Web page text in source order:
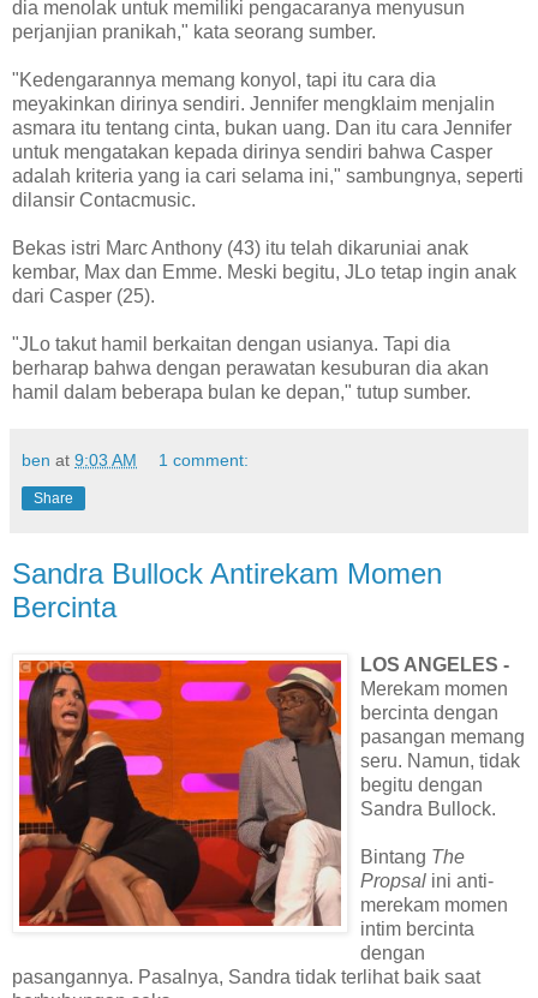
dia menolak untuk memiliki pengacaranya menyusun
perjanjian pranikah," kata seorang sumber.
"Kedengarannya memang konyol, tapi itu cara dia
meyakinkan dirinya sendiri. Jennifer mengklaim menjalin
asmara itu tentang cinta, bukan uang. Dan itu cara Jennifer
untuk mengatakan kepada dirinya sendiri bahwa Casper
adalah kriteria yang ia cari selama ini," sambungnya, seperti
dilansir Contacmusic.
Bekas istri Marc Anthony (43) itu telah dikaruniai anak
kembar, Max dan Emme. Meski begitu, JLo tetap ingin anak
dari Casper (25).
"JLo takut hamil berkaitan dengan usianya. Tapi dia
berharap bahwa dengan perawatan kesuburan dia akan
hamil dalam beberapa bulan ke depan," tutup sumber.
ben at 9:03 AM 1 comment:
Share
Sandra Bullock Antirekam Momen
Bercinta
LOS ANGELES -
Merekam momen
bercinta dengan
pasangan memang
seru. Namun, tidak
begitu dengan
Sandra Bullock.
Bintang The
Propsal ini anti-
merekam momen
intim bercinta
dengan
pasangannya. Pasalnya, Sandra tidak terlihat baik saat